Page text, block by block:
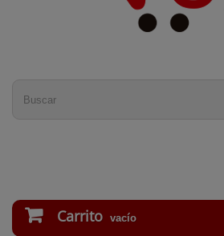
Carrito vacío